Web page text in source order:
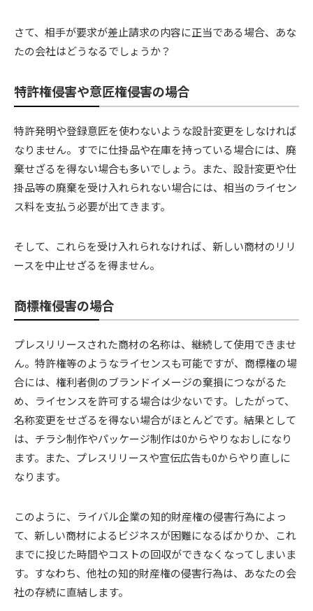
さて、相手が要求が差止請求の内容に正当である場合、あな
たの会社はどうなるでしょうか？
特許権侵害や意匠権侵害の場合
特許発明や登録意匠を使わないような設計変更をしなければ
なりません。すでに仕掛品や在庫を持っている場合には、廃
棄せざるを得ない場合も多いでしょう。また、設計変更や仕
掛品等の廃棄を受け入れられない場合には、相当のライセン
ス料を支払う必要が出てきます。
そして、これらを受け入れられなければ、新しい商材のリリ
ースを中止せざるを得ません。
商標権侵害の場合
プレスリリースされた商材の名称は、継続して使用できませ
ん。特許権等のようなライセンスも可能ですが、商標権の場
合には、権利者側のブランドイメージの棄損につながるた
め、ライセンスを許可する場合は少ないです。したがって、
名称変更をせざるを得ない場合がほとんどです。結果として
は、チラシ制作やパッケージ制作は0からやりなおしになり
ます。また、プレスリリースや宣伝広告も0からやり直しに
なります。
このように、ライバル企業の知的財産権の侵害行為によっ
て、新しい商材によるビジネスが困難になるばかりか、これ
までに投じた時間やコストの回収ができなくなってしまいま
す。すなわち、他社の知的財産権の侵害行為は、あなたの会
社の存続に直結します。